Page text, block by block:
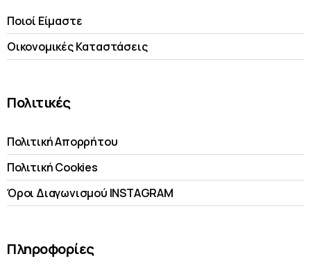
Ποιοί Είμαστε
Οικονομικές Kαταστάσεις
Πολιτικές
Πολιτική Απορρήτου
Πολιτική Cookies
Όροι Διαγωνισμού INSTAGRAM
Πληροφορίες